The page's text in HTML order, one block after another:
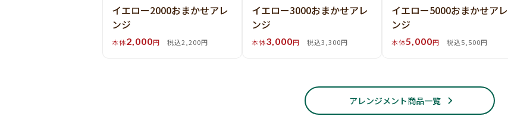
イエロー2000おまかせアレ
ンジ
本体2,000円 税込2,200円
イエロー3000おまかせアレ
ンジ
本体3,000円 税込3,300円
イエロー5000おまかせアレ
ンジ
本体5,000円 税込5,500円
アレンジメント商品一覧